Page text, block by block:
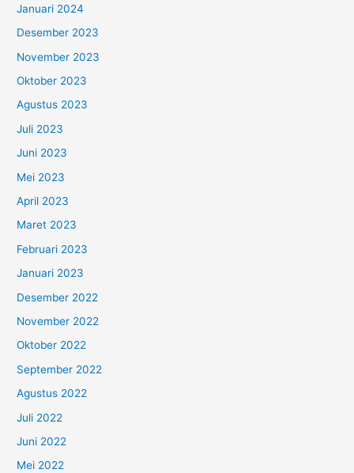
Januari 2024
Desember 2023
November 2023
Oktober 2023
Agustus 2023
Juli 2023
Juni 2023
Mei 2023
April 2023
Maret 2023
Februari 2023
Januari 2023
Desember 2022
November 2022
Oktober 2022
September 2022
Agustus 2022
Juli 2022
Juni 2022
Mei 2022